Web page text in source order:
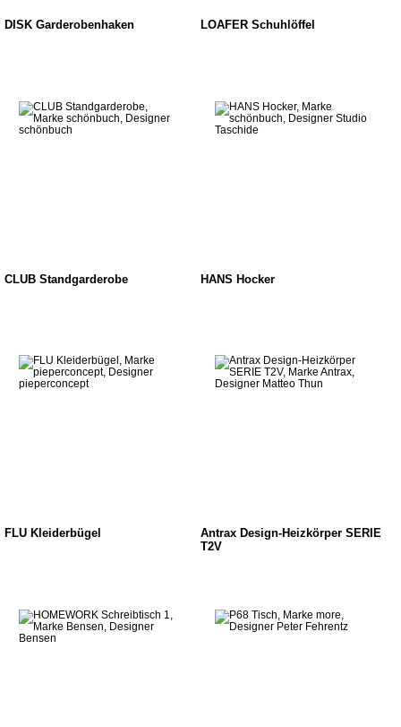
DISK Garderobenhaken LOAFER Schuhlöffel
CLUB Standgarderobe HANS Hocker
FLU Kleiderbügel
Antrax Design-Heizkörper SERIE
T2V